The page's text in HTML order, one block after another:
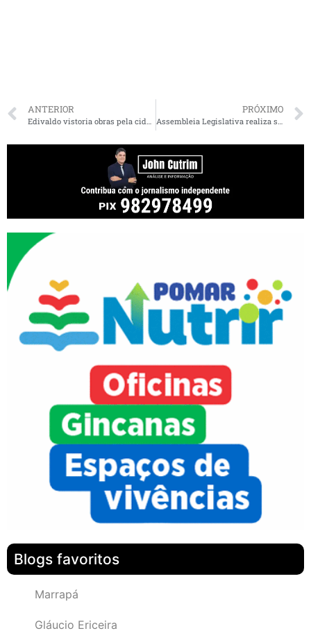
ANTERIOR PRÓXIMO
Blogs favoritos
Marrapá
Gláucio Ericeira